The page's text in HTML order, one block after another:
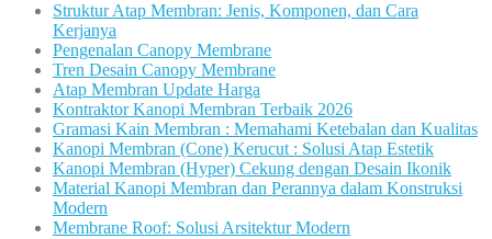
Struktur Atap Membran: Jenis, Komponen, dan Cara
Kerjanya
Pengenalan Canopy Membrane
Tren Desain Canopy Membrane
Atap Membran Update Harga
Kontraktor Kanopi Membran Terbaik 2026
Gramasi Kain Membran : Memahami Ketebalan dan Kualitas
Kanopi Membran (Cone) Kerucut : Solusi Atap Estetik
Kanopi Membran (Hyper) Cekung dengan Desain Ikonik
Material Kanopi Membran dan Perannya dalam Konstruksi
Modern
Membrane Roof: Solusi Arsitektur Modern